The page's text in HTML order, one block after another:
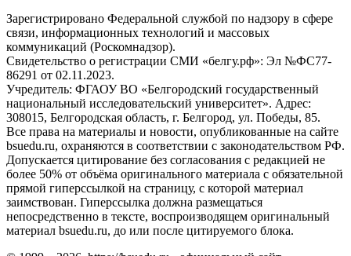
Зарегистрировано Федеральной службой по надзору в сфере
связи, информационных технологий и массовых
коммуникаций (Роскомнадзор).
Свидетельство о регистрации СМИ «белгу.рф»: Эл №ФС77-
86291 от 02.11.2023.
Учредитель: ФГАОУ ВО «Белгородский государственный
национальный исследовательский университет». Адрес:
308015, Белгородская область, г. Белгород, ул. Победы, 85.
Все права на материалы и новости, опубликованные на сайте
bsuedu.ru, охраняются в соответствии с законодательством РФ.
Допускается цитирование без согласования с редакцией не
более 50% от объёма оригинального материала с обязательной
прямой гиперссылкой на страницу, с которой материал
заимствован. Гиперссылка должна размещаться
непосредственно в тексте, воспроизводящем оригинальный
материал bsuedu.ru, до или после цитируемого блока.